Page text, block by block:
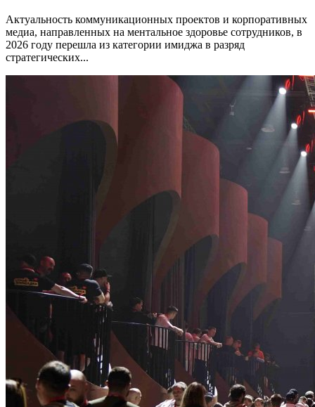
Актуальность коммуникационных проектов и корпоративных
медиа, направленных на ментальное здоровье сотрудников, в
2026 году перешла из категории имиджа в разряд
стратегических...